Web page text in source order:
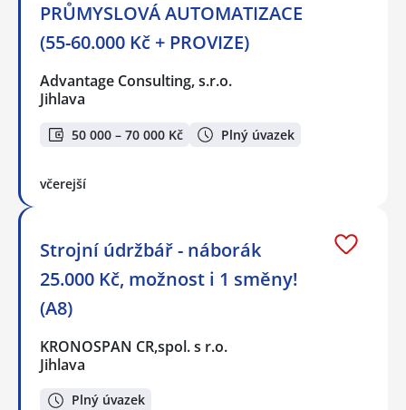
PRŮMYSLOVÁ AUTOMATIZACE
(55-60.000 Kč + PROVIZE)
Advantage Consulting, s.r.o.
Jihlava
50 000 – 70 000 Kč Plný úvazek
včerejší
Strojní údržbář - náborák
25.000 Kč, možnost i 1 směny!
(A8)
KRONOSPAN CR,spol. s r.o.
Jihlava
Plný úvazek